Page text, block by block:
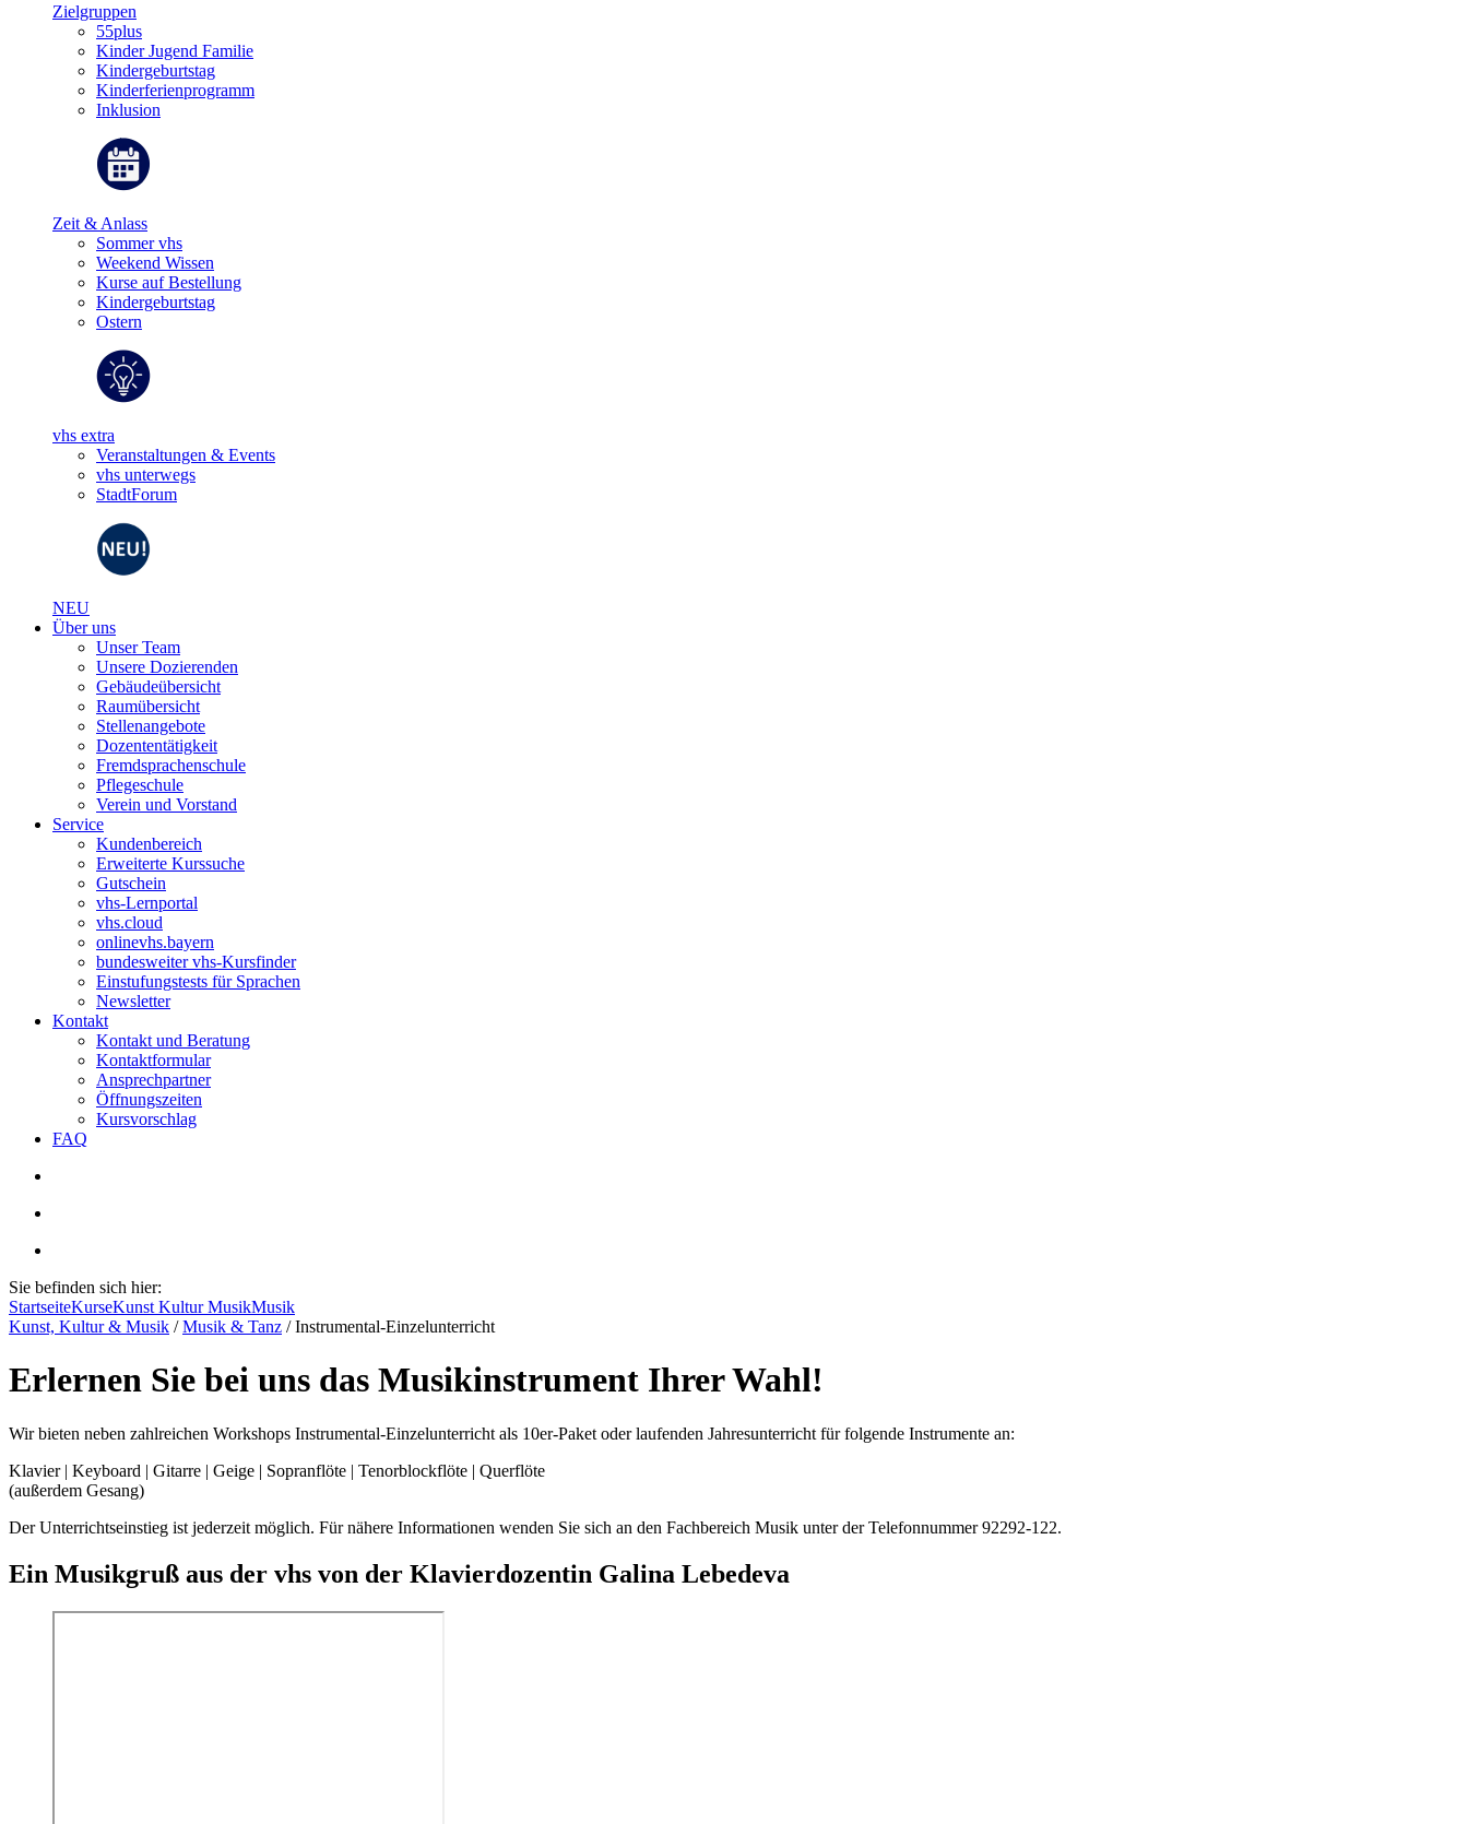
Zielgruppen
55plus
Kinder Jugend Familie
Kindergeburtstag
Kinderferienprogramm
Inklusion
Zeit & Anlass
Sommer vhs
Weekend Wissen
Kurse auf Bestellung
Kindergeburtstag
Ostern
vhs extra
Veranstaltungen & Events
vhs unterwegs
StadtForum
NEU
Über uns
Unser Team
Unsere Dozierenden
Gebäudeübersicht
Raumübersicht
Stellenangebote
Dozententätigkeit
Fremdsprachenschule
Pflegeschule
Verein und Vorstand
Service
Kundenbereich
Erweiterte Kurssuche
Gutschein
vhs-Lernportal
vhs.cloud
onlinevhs.bayern
bundesweiter vhs-Kursfinder
Einstufungstests für Sprachen
Newsletter
Kontakt
Kontakt und Beratung
Kontaktformular
Ansprechpartner
Öffnungszeiten
Kursvorschlag
FAQ
Sie befinden sich hier:
StartseiteKurseKunst Kultur MusikMusik
Kunst, Kultur & Musik /Musik & Tanz /Instrumental-Einzelunterricht
Erlernen Sie bei uns das Musikinstrument Ihrer Wahl!
Wir bieten neben zahlreichen Workshops Instrumental-Einzelunterricht als 10er-Paket oder laufenden Jahresunterricht für folgende Instrumente an:
Klavier | Keyboard | Gitarre | Geige | Sopranflöte | Tenorblockflöte | Querflöte
(außerdem Gesang)
Der Unterrichtseinstieg ist jederzeit möglich. Für nähere Informationen wenden Sie sich an den Fachbereich Musik unter der Telefonnummer 92292-122.
Ein Musikgruß aus der vhs von der Klavierdozentin Galina Lebedeva